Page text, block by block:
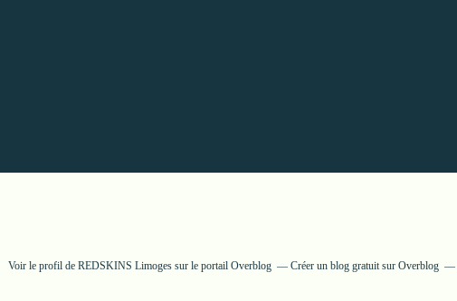
Voir le profil de REDSKINS Limogessur le portail Overblog Créer un blog gratuit sur Overblog